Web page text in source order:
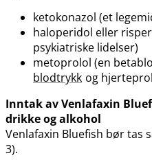
ketokonazol (et
haloperidol eller
psykiatriske lidelser)
metoprolol (en
blodtrykk og
Inntak av Venlafaxin
drikke og alkohol
Venlafaxin Bluefish bør tas
3).